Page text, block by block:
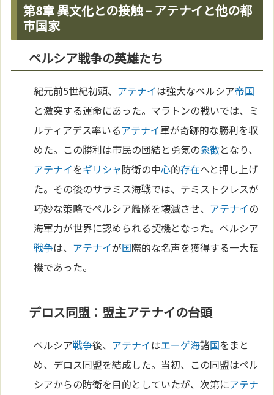
第8章 異文化との接触 – アテナイと他の都
市国家
ペルシア戦争の英雄たち
紀元前5世紀初頭、 アテナイは強大なペルシア帝国
と激突する運命にあった。マラトンの戦いでは、ミ
ルティアデス率いるアテナイ軍が奇跡的な勝利を収
めた。この勝利は市民の団結と勇気の象徴となり、
アテナイをギリシャ防衛の中心的存在へと押し上げ
た。その後のサラミス海戦では、テミストクレスが
巧妙な策略でペルシア艦隊を壊滅させ、 アテナイの
海軍力が世界に認められる契機となった。ペルシア
戦争は、 アテナイが国際的な名声を獲得する一大転
機であった。
デロス同盟：盟主アテナイの台頭
ペルシア戦争後、 アテナイはエーゲ海諸国をまと
め、デロス同盟を結成した。当初、この同盟はペル
シアからの防衛を目的としていたが、次第にアテナ